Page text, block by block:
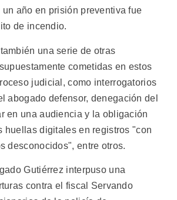
un año en prisión preventiva fue
de incendio.
una serie de otras
cometidas en estos
judicial, como interrogatorios
abogado defensor, denegación del
en una audiencia y la obligación
huellas digitales en registros "con
desconocidos", entre otros.
Gutiérrez interpuso una
contra el fiscal Servando